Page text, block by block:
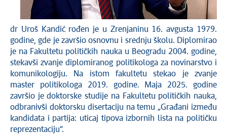
dr Uroš Kandić rođen je u Zrenjaninu 16. avgusta 1979.
godine, gde je završio osnovnu i srednju školu. Diplomirao
je na Fakultetu političkih nauka u Beogradu 2004. godine,
stekavši zvanje diplomiranog politikologa za novinarstvo i
komunikologiju. Na istom fakultetu stekao je zvanje
master politikologa 2019. godine. Maja 2025. godine
završio je doktorske studije na Fakultetu političkih nauka,
odbranivši doktorsku disertaciju na temu „Građani između
kandidata i partija: uticaj tipova izbornih lista na političku
reprezentaciju“.